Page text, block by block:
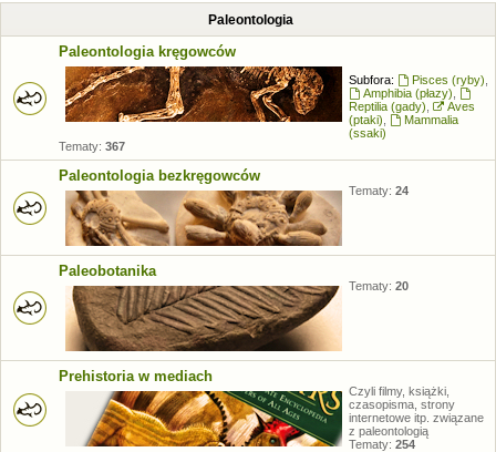
Paleontologia
Paleontologia kręgowców
Subfora: Pisces (ryby)
Amphibia (płazy)
Reptilia (gady)
Aves
(ptaki)
Mammalia
(ssaki)
Tematy: 367
Paleontologia bezkręgowców
Tematy: 24
Paleobotanika
Tematy: 20
Prehistoria w mediach
Czyli filmy, książki,
czasopisma, strony
internetowe itp. związane
z paleontologią
Tematy: 254